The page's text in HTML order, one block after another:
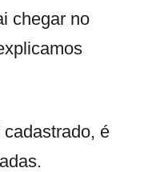
chegar no
é